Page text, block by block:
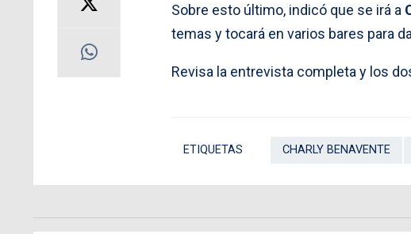
Sobre esto último, indicó que se irá a
temas y tocará en varios bares para
Revisa la entrevista completa y los
ETIQUETAS CHARLY BENAVENTE